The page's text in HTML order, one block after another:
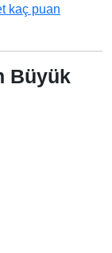
kaç puan
Büyük